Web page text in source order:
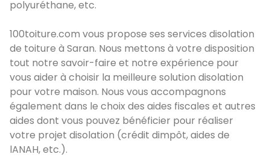
polyuréthane, etc.
100toiture.com vous propose ses services disolation
de toiture à Saran. Nous mettons à votre disposition
tout notre savoir-faire et notre expérience pour
vous aider à choisir la meilleure solution disolation
pour votre maison. Nous vous accompagnons
également dans le choix des aides fiscales et autres
aides dont vous pouvez bénéficier pour réaliser
votre projet disolation (crédit dimpôt, aides de
lANAH, etc.).